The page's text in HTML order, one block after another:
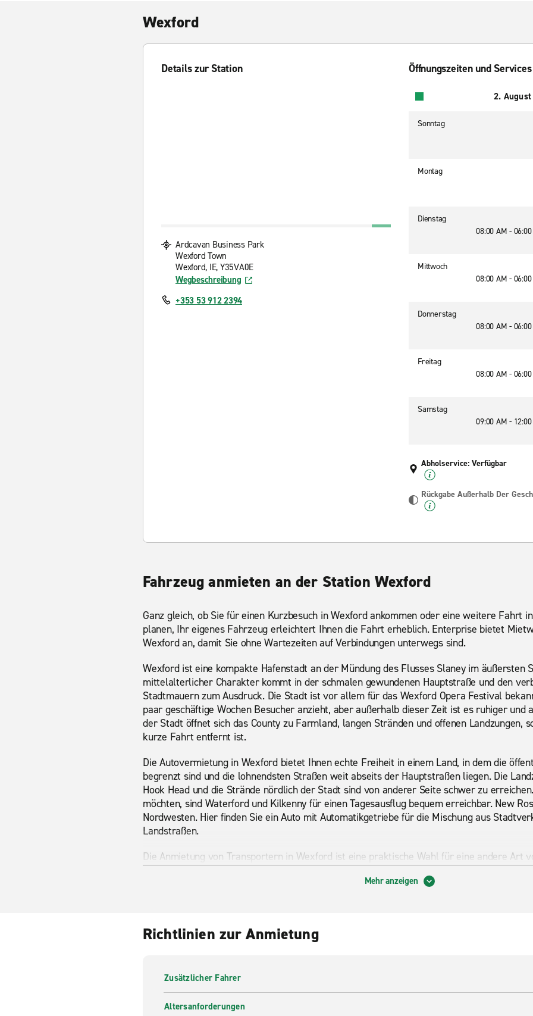
Wexford
Details zur Station
Ardcavan Business Park
Wexford Town
Wexford, IE, Y35VA0E
Wegbeschreibung
+353 53 912 2394
Öffnungszeiten und Services
2.
Sonntag
Montag
Dienstag
08:00 AM -
Mittwoch
08:00 AM -
Donnerstag
08:00 AM -
Freitag
08:00 AM -
Samstag
09:00 AM -
Abholservice: Verfügbar
Rückgabe Außerhalb Der
Fahrzeug anmieten an der Station Wexford
Ganz gleich, ob Sie für einen Kurzbesuch in Wexford ankommen oder eine weitere Fahrt
planen, Ihr eigenes Fahrzeug erleichtert Ihnen die Fahrt erheblich. Enterprise bietet
Wexford an, damit Sie ohne Wartezeiten auf Verbindungen unterwegs sind.
Wexford ist eine kompakte Hafenstadt an der Mündung des Flusses Slaney im äußersten
mittelalterlicher Charakter kommt in der schmalen gewundenen Hauptstraße und den
Stadtmauern zum Ausdruck. Die Stadt ist vor allem für das Wexford Opera Festival
paar geschäftige Wochen Besucher anzieht, aber außerhalb dieser Zeit ist es ruhiger und
der Stadt öffnet sich das County zu Farmland, langen Stränden und offenen Landzungen,
kurze Fahrt entfernt ist.
Die Autovermietung in Wexford bietet Ihnen echte Freiheit in einem Land, in dem die
begrenzt sind und die lohnendsten Straßen weit abseits der Hauptstraßen liegen. Die
Hook Head und die Strände nördlich der Stadt sind von anderer Seite schwer zu
möchten, sind Waterford und Kilkenny für einen Tagesausflug bequem erreichbar. New
Nordwesten. Hier finden Sie ein Auto mit Automatikgetriebe für die Mischung aus
Landstraßen.
Die Anmietung von Transportern in Wexford ist eine praktische Wahl für eine andere Art
Gepäck oder Ausrüstung zwischen Stationen wechseln, zu einem Festival ankommen
ein Transporter oder Personentransporter entlasten die übliche logistische Belastung. Ein
Sehenswürdigkeiten in der Nähe
Freiluftmuseum, das das irische Leben von der Steinzeit bis zur normannischen Zeit
Siedlungen verteilen sich über einen Flussufer und sorgen für einen soliden halben Tag.
Mehr anzeigen
Richtlinien zur Anmietung
Zusätzlicher Fahrer
Altersanforderungen